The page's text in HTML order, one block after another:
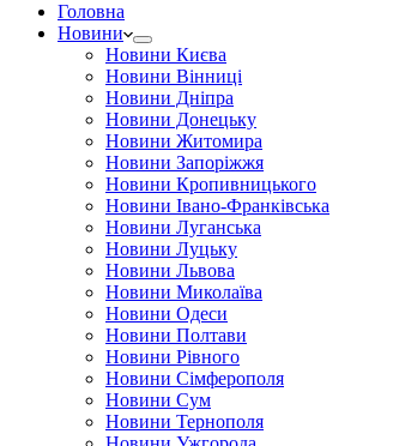
Головна
Новини
Новини Києва
Новини Вінниці
Новини Дніпра
Новини Донецьку
Новини Житомира
Новини Запоріжжя
Новини Кропивницького
Новини Івано-Франківська
Новини Луганська
Новини Луцьку
Новини Львова
Новини Миколаїва
Новини Одеси
Новини Полтави
Новини Рівного
Новини Сімферополя
Новини Сум
Новини Тернополя